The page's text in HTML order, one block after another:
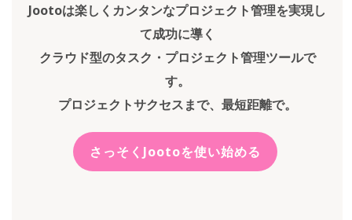
Jootoは楽しくカンタンなプロジェクト管理を実現し
て成功に導く
クラウド型のタスク・プロジェクト管理ツールで
す。
プロジェクトサクセスまで、最短距離で。
さっそくJootoを使い始める